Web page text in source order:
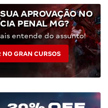
APROVAÇÃO NO
PENAL MG?
entende do assunto!
GRAN CURSOS